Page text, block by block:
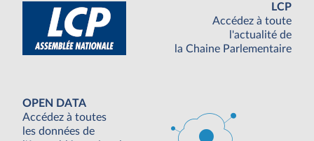
LCP
Accédez à toute
l'actualité de
la Chaine Parlementaire
OPEN DATA
Accédez à toutes
les données de